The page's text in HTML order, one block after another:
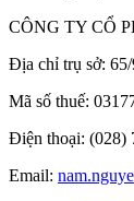
CÔNG TY CỔ
Địa chỉ trụ sở:
Mã số thuế:
Điện thoại: (028)
Email: